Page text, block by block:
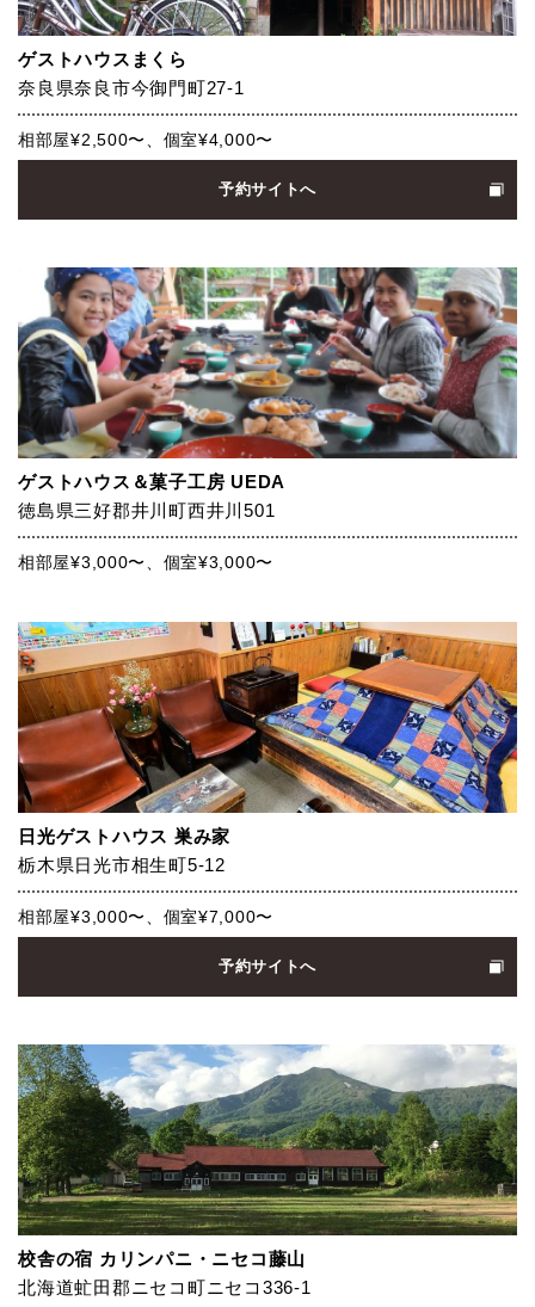
ゲストハウスまくら
奈良県奈良市今御門町27-1
相部屋¥2,500〜、個室¥4,000〜
予約サイトへ
ゲストハウス＆菓子工房 UEDA
徳島県三好郡井川町西井川501
相部屋¥3,000〜、個室¥3,000〜
日光ゲストハウス 巣み家
栃木県日光市相生町5-12
相部屋¥3,000〜、個室¥7,000〜
予約サイトへ
校舎の宿 カリンパニ・ニセコ藤山
北海道虻田郡ニセコ町ニセコ336-1